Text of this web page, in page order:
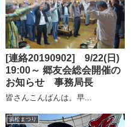
[連絡20190902] 9/22(日)
19:00～ 郷友会総会開催の
お知らせ 事務局長
皆さんこんばんは。早...
浜松まつり